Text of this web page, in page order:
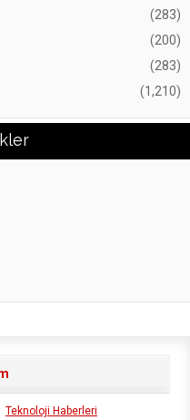
(283)
(200)
(283)
(1,210)
Teknoloji Haberleri